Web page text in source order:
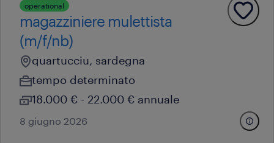
operational
magazziniere mulettista
(m/f/nb)
quartucciu, sardegna
tempo determinato
18.000 € - 22.000 € annuale
8 giugno 2026